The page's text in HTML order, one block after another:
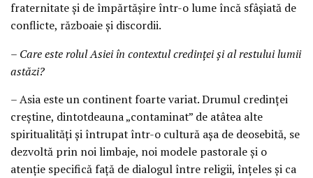
fraternitate și de împărtășire într-o lume încă sfâșiată de
conflicte, războaie și discordii.
– Care este rolul Asiei în contextul credinței și al restului lumii
astăzi?
– Asia este un continent foarte variat. Drumul credinței
creștine, dintotdeauna „contaminat” de atâtea alte
spiritualități și întrupat într-o cultură așa de deosebită, se
dezvoltă prin noi limbaje, noi modele pastorale și o
atenție specifică față de dialogul între religii, înțeles și ca